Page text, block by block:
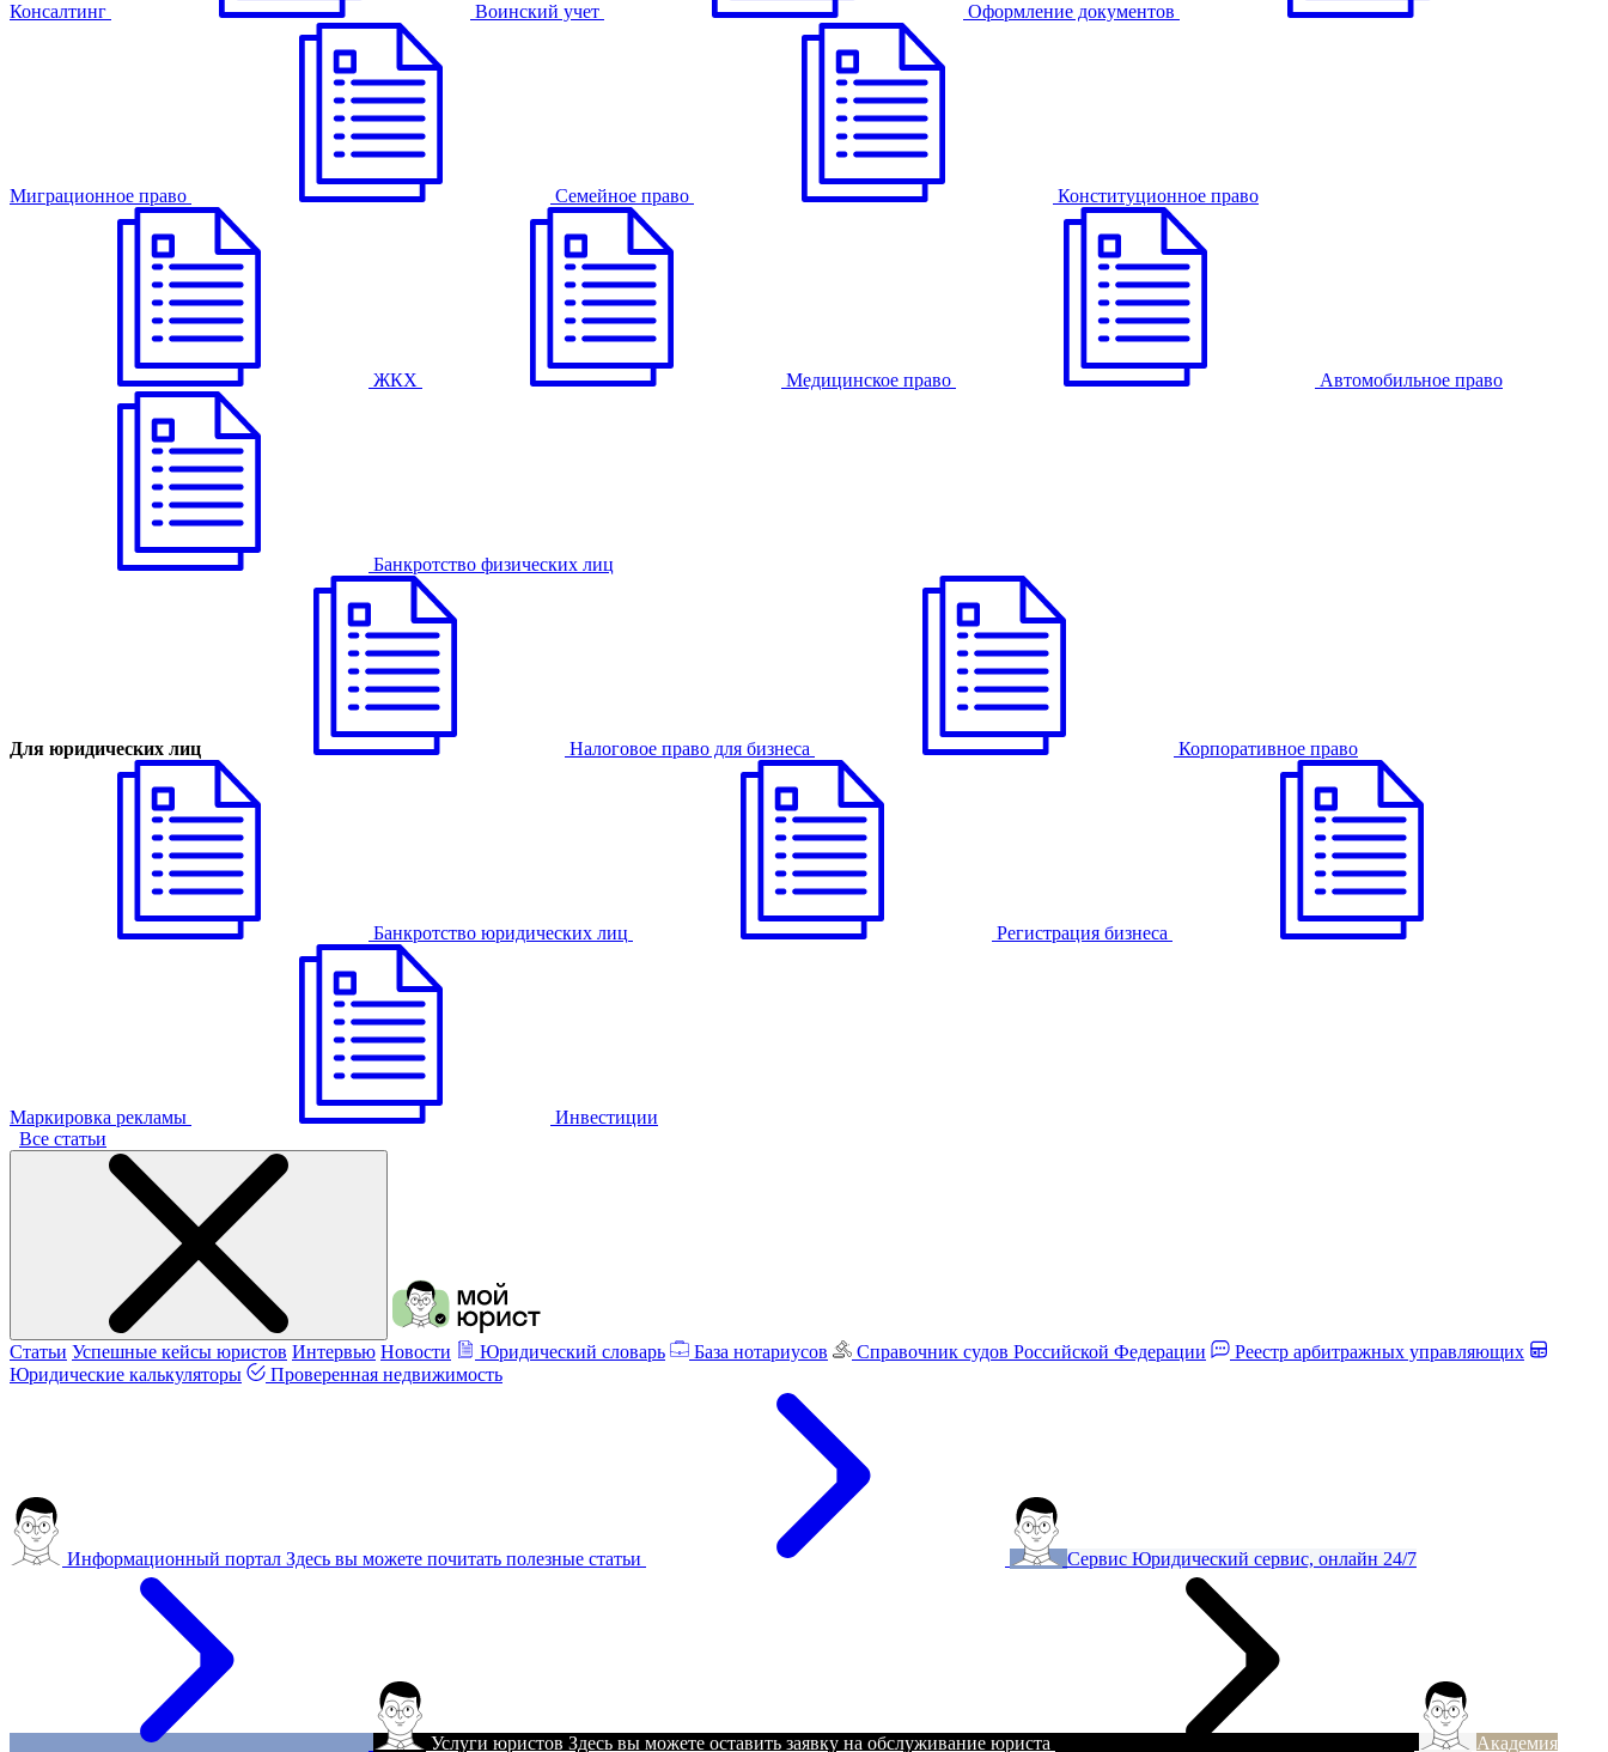
Консалтинг Воинский учет Оформление документов
Миграционное право Семейное право Конституционное право
ЖКХ Медицинское право Автомобильное право
Банкротство физических лиц
Для юридических лиц Налоговое право для бизнеса Корпоративное право
Банкротство юридических лиц Регистрация бизнеса
Маркировка рекламы
Инвестиции
Все статьи
Статьи Успешные кейсы юристов Интервью Новости Юридический словарь База нотариусов Справочник судов Российской Федерации
Реестр арбитражных управляющих
Юридические калькуляторы
Проверенная недвижимость
Информационный портал Здесь вы можете почитать полезные статьи Сервис Юридический сервис, онлайн 24/7
Услуги юристов Здесь вы можете оставить заявку на обслуживание юриста Академия